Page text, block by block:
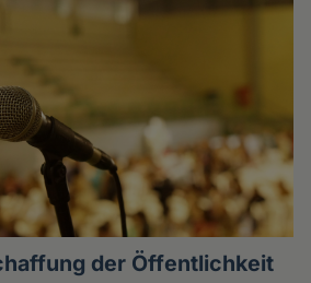
der Öffentlichkeit